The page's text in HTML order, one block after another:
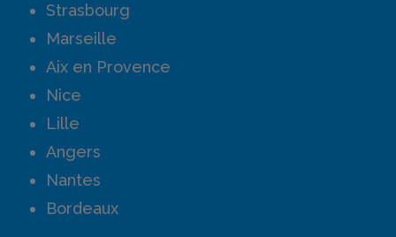
Strasbourg
Marseille
Aix en Provence
Nice
Lille
Angers
Nantes
Bordeaux